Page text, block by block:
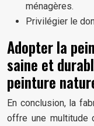
ménagères.
Privilégier le
Adopter la
saine et
peinture
En conclusion, la
offre une multitude